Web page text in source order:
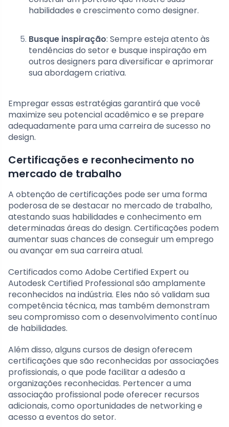
habilidades e crescimento como designer.
Busque inspiração: Sempre esteja atento às
tendências do setor e busque inspiração em
outros designers para diversificar e aprimorar
sua abordagem criativa.
Empregar essas estratégias garantirá que você
maximize seu potencial acadêmico e se prepare
adequadamente para uma carreira de sucesso no
design.
Certificações e reconhecimento no
mercado de trabalho
A obtenção de certificações pode ser uma forma
poderosa de se destacar no mercado de trabalho,
atestando suas habilidades e conhecimento em
determinadas áreas do design. Certificações podem
aumentar suas chances de conseguir um emprego
ou avançar em sua carreira atual.
Certificados como Adobe Certified Expert ou
Autodesk Certified Professional são amplamente
reconhecidos na indústria. Eles não só validam sua
competência técnica, mas também demonstram
seu compromisso com o desenvolvimento contínuo
de habilidades.
Além disso, alguns cursos de design oferecem
certificações que são reconhecidas por associações
profissionais, o que pode facilitar a adesão a
organizações reconhecidas. Pertencer a uma
associação profissional pode oferecer recursos
adicionais, como oportunidades de networking e
acesso a eventos do setor.